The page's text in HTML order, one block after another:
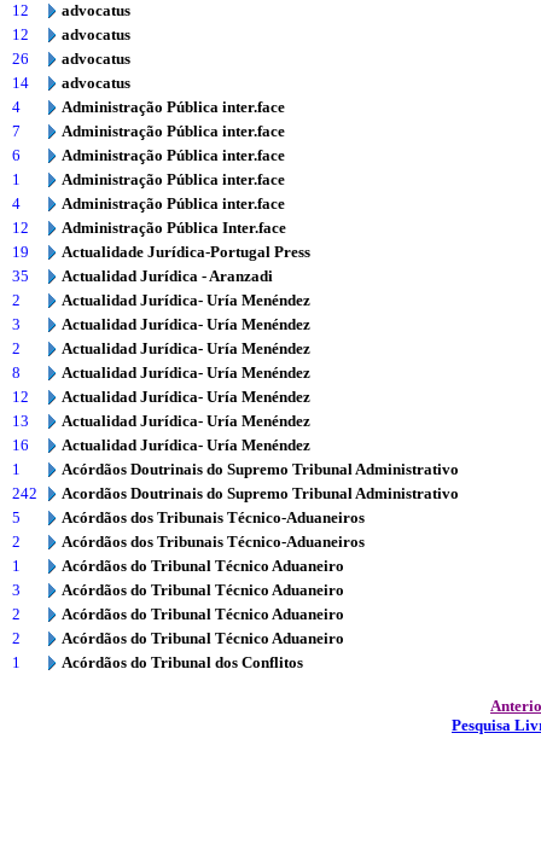
12
advocatus
12
advocatus
26
advocatus
14
advocatus
4
Administração Pública inter.face
7
Administração Pública inter.face
6
Administração Pública inter.face
1
Administração Pública inter.face
4
Administração Pública inter.face
12
Administração Pública Inter.face
19
Actualidade Jurídica-Portugal Press
35
Actualidad Jurídica - Aranzadi
2
Actualidad Jurídica- Uría Menéndez
3
Actualidad Jurídica- Uría Menéndez
2
Actualidad Jurídica- Uría Menéndez
8
Actualidad Jurídica- Uría Menéndez
12
Actualidad Jurídica- Uría Menéndez
13
Actualidad Jurídica- Uría Menéndez
16
Actualidad Jurídica- Uría Menéndez
1
Acórdãos Doutrinais do Supremo Tribunal Administrativo
242
Acordãos Doutrinais do Supremo Tribunal Administrativo
5
Acórdãos dos Tribunais Técnico-Aduaneiros
2
Acórdãos dos Tribunais Técnico-Aduaneiros
1
Acórdãos do Tribunal Técnico Aduaneiro
3
Acórdãos do Tribunal Técnico Aduaneiro
2
Acórdãos do Tribunal Técnico Aduaneiro
2
Acórdãos do Tribunal Técnico Aduaneiro
1
Acórdãos do Tribunal dos Conflitos
Pesquisa